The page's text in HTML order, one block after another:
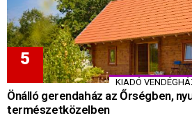
KIADÓ
Önálló gerendaház az Őrségben,
természetközelben